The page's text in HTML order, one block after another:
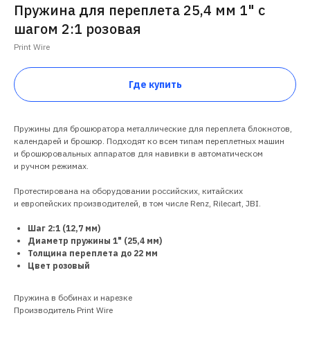
Пружина для переплета 25,4 мм 1" с
шагом 2:1 розовая
Print Wire
Где купить
Пружины для брошюратора металлические для переплета блокнотов,
календарей и брошюр. Подходят ко всем типам переплетных машин
и брошюровальных аппаратов для навивки в автоматическом
и ручном режимах.
Протестирована на оборудовании российских, китайских
и европейских производителей, в том числе Renz, Rilecart, JBI.
Шаг 2:1 (12,7 мм)
Диаметр пружины 1" (25,4 мм)
Толщина переплета до 22 мм
Цвет розовый
Пружина в бобинах и нарезке
Производитель Print Wire